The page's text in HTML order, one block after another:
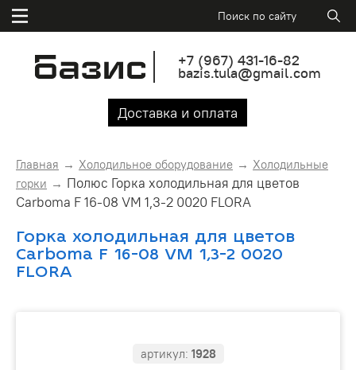
+7 (967) 431-16-82
bazis.tula@gmail.com
Доставка и оплата
Главная Холодильное оборудование
Холодильные
горки
Полюс Горка холодильная для цветов
Carboma F 16-08 VM 1,3-2 0020 FLORA
Горка холодильная для цветов
Carboma F 16-08 VM 1,3-2 0020
FLORA
артикул: 1928